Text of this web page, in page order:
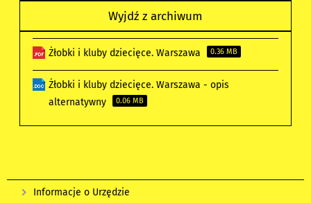
Wyjdź z archiwum
Żłobki i kluby dziecięce. Warszawa 0.36 MB
Żłobki i kluby dziecięce. Warszawa - opis
alternatywny
0.06 MB
Informacje o Urzędzie